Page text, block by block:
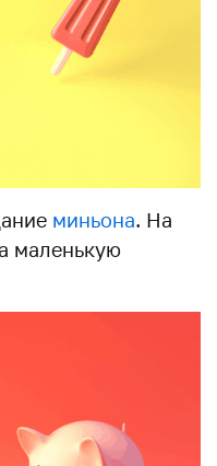
миньона. На
маленькую